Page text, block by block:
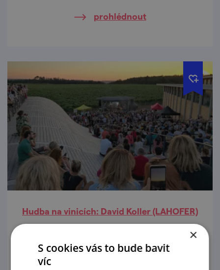
prohlédnout
Hudba na vinicích: David Koller (LAHOFER)
Hudba na vinicích je originální letní festival
současné populární hudby, který spojuje
×
S cookies vás to bude bavit
víc